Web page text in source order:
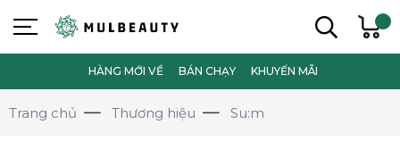
HÀNG MỚI VỀ BÁN CHẠY KHUYẾN MÃI
Trang chủ Thương hiệu Su:m